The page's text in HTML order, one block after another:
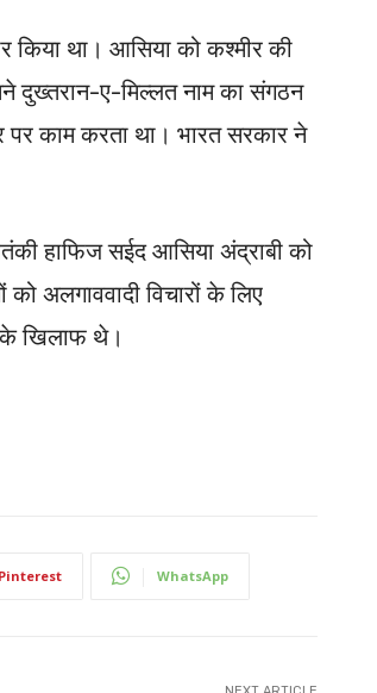
किया था। आसिया को कश्मीर की
दुख्तरान-ए-मिल्लत नाम का संगठन
पर काम करता था। भारत सरकार ने
हाफिज सईद आसिया अंद्राबी को
अलगाववादी विचारों के लिए
खिलाफ थे।
Pinterest WhatsApp